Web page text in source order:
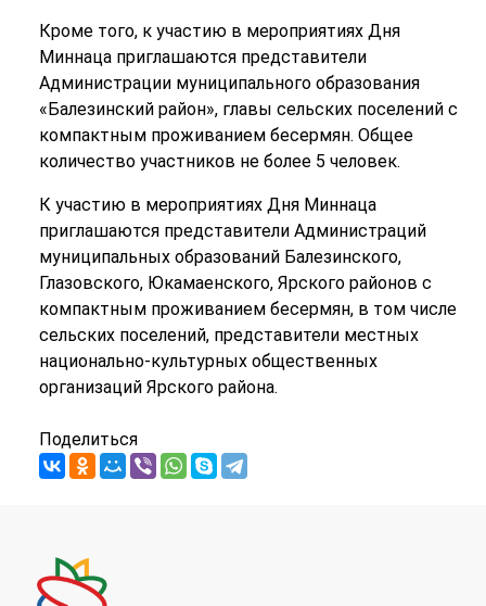
Кроме того, к участию в мероприятиях Дня
Миннаца приглашаются представители
Администрации муниципального образования
«Балезинский район», главы сельских поселений с
компактным проживанием бесермян. Общее
количество участников не более 5 человек.
К участию в мероприятиях Дня Миннаца
приглашаются представители Администраций
муниципальных образований Балезинского,
Глазовского, Юкамаенского, Ярского районов с
компактным проживанием бесермян, в том числе
сельских поселений, представители местных
национально-культурных общественных
организаций Ярского района.
Поделиться